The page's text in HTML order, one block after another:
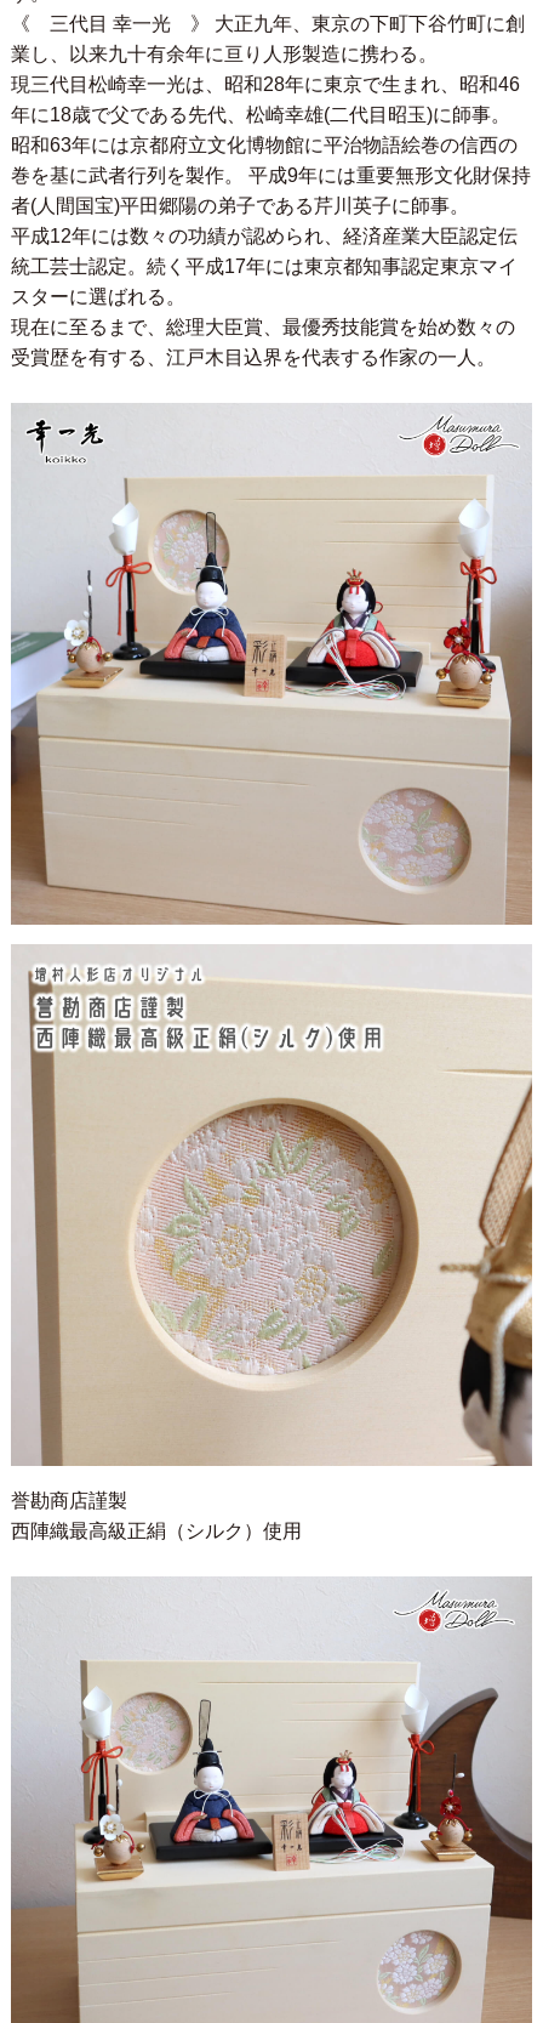
《 三代目 幸一光 》 大正九年、東京の下町下谷竹町に創
業し、以来九十有余年に亘り人形製造に携わる。
現三代目松崎幸一光は、昭和28年に東京で生まれ、昭和46
年に18歳で父である先代、松崎幸雄(二代目昭玉)に師事。
昭和63年には京都府立文化博物館に平治物語絵巻の信西の
巻を基に武者行列を製作。 平成9年には重要無形文化財保持
者(人間国宝)平田郷陽の弟子である芹川英子に師事。
平成12年には数々の功績が認められ、経済産業大臣認定伝
統工芸士認定。続く平成17年には東京都知事認定東京マイ
スターに選ばれる。
現在に至るまで、総理大臣賞、最優秀技能賞を始め数々の
受賞歴を有する、江戸木目込界を代表する作家の一人。
誉勘商店謹製
西陣織最高級正絹（シルク）使用